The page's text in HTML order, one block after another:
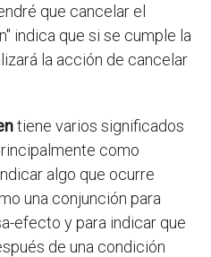
que cancelar el
indica que si se cumple la
la acción de cancelar
tiene varios significados
como
algo que ocurre
una conjunción para
efecto y para indicar que
de una condición